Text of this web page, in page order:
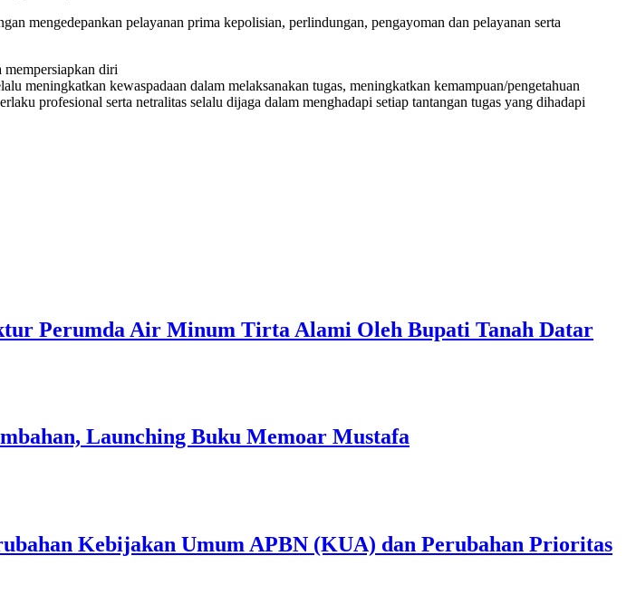
mengedepankan pelayanan prima kepolisian, perlindungan, pengayoman dan pelayanan serta
mempersiapkan diri
meningkatkan kewaspadaan dalam melaksanakan tugas, meningkatkan kemampuan/pengetahuan
profesional serta netralitas selalu dijaga dalam menghadapi setiap tantangan tugas yang dihadapi
Perumda Air Minum Tirta Alami Oleh Bupati Tanah Datar
Launching Buku Memoar Mustafa
Kebijakan Umum APBN (KUA) dan Perubahan Prioritas